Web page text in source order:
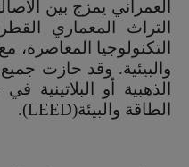
العمراني يمزج بين
التراث المعماري
التكنولوجيا المعاصرة،
والبيئية. وقد حازت
الذهبية أو البلاتينية
الطاقة والبيئة(LEED).